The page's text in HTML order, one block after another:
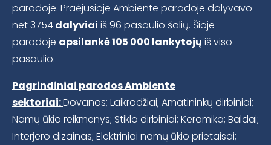
parodoje. Praėjusioje Ambiente parodoje dalyvavo
net 3754dalyviai iš 96 pasaulio šalių. Šioje
parodoje apsilankė 105 000 lankytojų iš viso
pasaulio.
Pagrindiniai parodos Ambiente
sektoriai:Dovanos; Laikrodžiai; Amatininkų dirbiniai;
Namų ūkio reikmenys; Stiklo dirbiniai; Keramika; Baldai;
Interjero dizainas; Elektriniai namų ūkio prietaisai;